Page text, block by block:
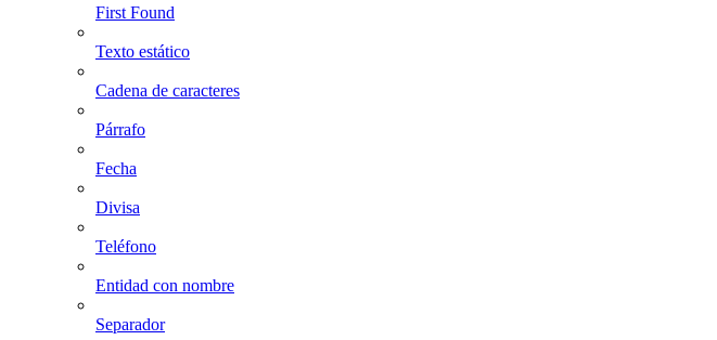
First Found
Texto estático
Cadena de caracteres
Párrafo
Fecha
Divisa
Teléfono
Entidad con nombre
Separador